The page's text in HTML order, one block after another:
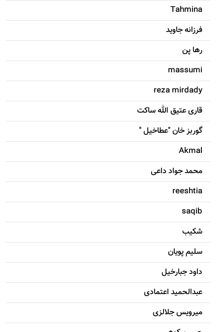
Tahmina
فرزانه جاويد
رها پن
massumi
reza mirdady
قاری عتیق الله ساکت
گوربز خان "عطاخیل "
Akmal
محمد جواد داعی
reeshtia
saqib
شکيب
سليم پویان
داود جبارخیل
عبدالحمید اعتمادی
میرویس جلالزی